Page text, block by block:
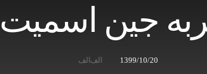
جین اسمیت
1399/10/20